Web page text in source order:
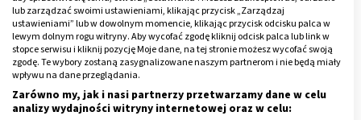
lub zarządzać swoimi ustawieniami, klikając przycisk „Zarządzaj
ustawieniami” lub w dowolnym momencie, klikając przycisk odcisku palca w
lewym dolnym rogu witryny. Aby wycofać zgodę kliknij odcisk palca lub link w
stopce serwisu i kliknij pozycję Moje dane, na tej stronie możesz wycofać swoją
zgodę. Te wybory zostaną zasygnalizowane naszym partnerom i nie będą miały
wpływu na dane przeglądania.
Zarówno my, jak i nasi partnerzy przetwarzamy dane w celu
analizy wydajności witryny internetowej oraz w celu: